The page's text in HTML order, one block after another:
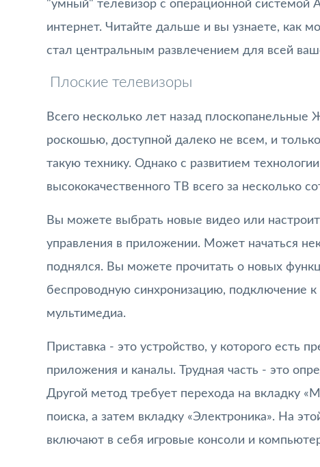
"умный" телевизор с операционной системой
интернет. Читайте дальше и вы узнаете, как
стал центральным развлечением для всей
Плоские телевизоры
Всего несколько лет назад
роскошью, доступной далеко не всем, и
такую технику. Однако с развитием
высококачественного ТВ всего за несколько
Вы можете выбрать новые видео или
управления в приложении. Может начаться
поднялся. Вы можете прочитать о новых
беспроводную синхронизацию, подключение к
мультимедиа.
Приставка - это устройство, у которого есть
приложения и каналы. Трудная часть - это
Другой метод требует перехода на вкладку
поиска, а затем вкладку «Электроника». На
включают в себя игровые консоли и